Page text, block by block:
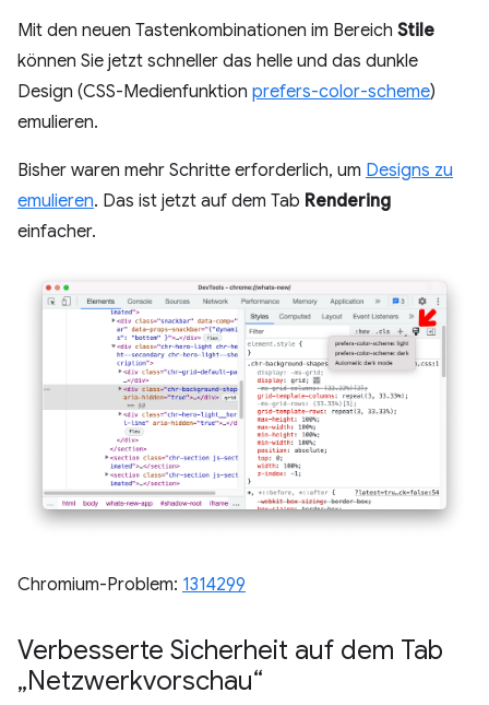
Mit den neuen Tastenkombinationen im Bereich Stile
können Sie jetzt schneller das helle und das dunkle
Design (CSS-Medienfunktion prefers-color-scheme)
emulieren.
Bisher waren mehr Schritte erforderlich, um Designs zu
emulieren. Das ist jetzt auf dem Tab Rendering
einfacher.
Chromium-Problem: 1314299
Verbesserte Sicherheit auf dem Tab
„Netzwerkvorschau“